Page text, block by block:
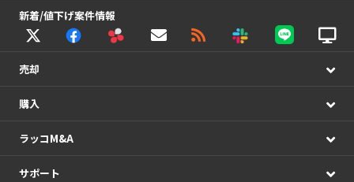
新着/値下げ案件情報
売却
購入
ラッコM&A
サポート